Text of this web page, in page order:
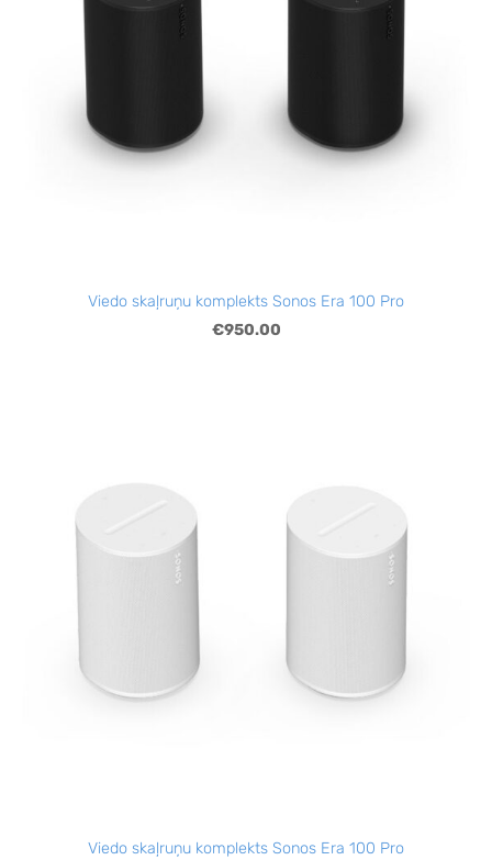
Viedo skaļruņu komplekts Sonos Era 100 Pro
€950.00
Viedo skaļruņu komplekts Sonos Era 100 Pro